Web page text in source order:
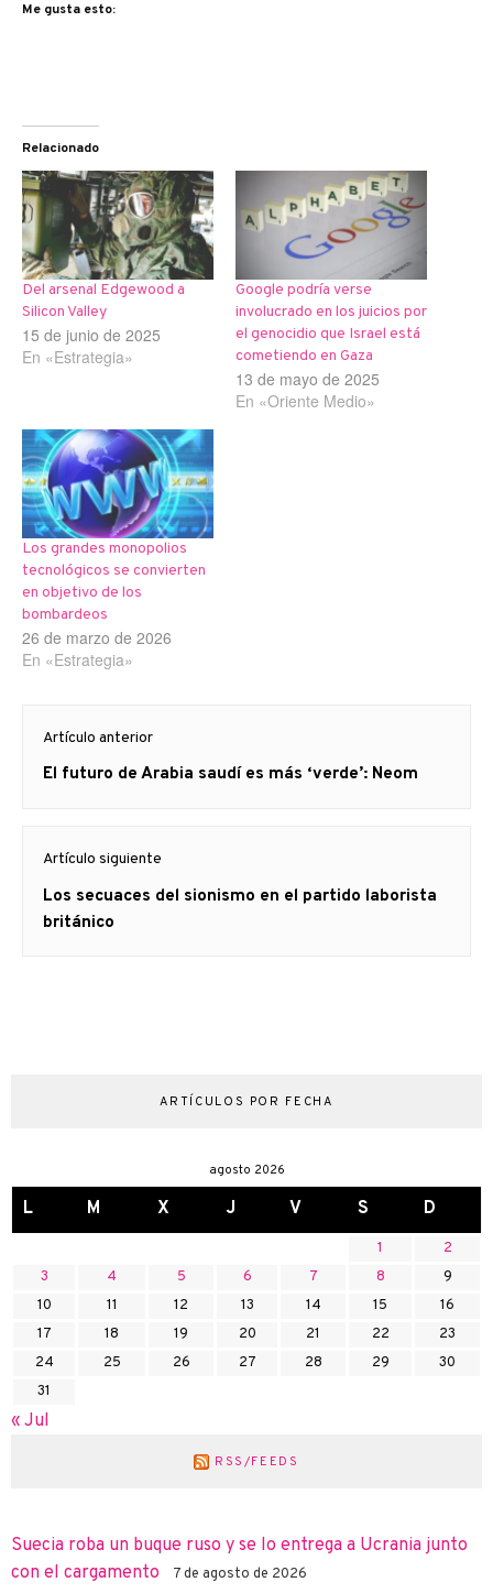
Me gusta esto:
Relacionado
Del arsenal Edgewood a
Silicon Valley
15 de junio de 2025
En «Estrategia»
Google podría verse
involucrado en los juicios por
el genocidio que Israel está
cometiendo en Gaza
13 de mayo de 2025
En «Oriente Medio»
Los grandes monopolios
tecnológicos se convierten
en objetivo de los
bombardeos
26 de marzo de 2026
En «Estrategia»
de
entradas
Artículo anterior
Artículo
El futuro de Arabia saudí es más ‘verde’: Neom
Artículo siguiente
Artículo
siguiente:
Los secuaces del sionismo en el partido laborista
británico
ARTÍCULOS POR FECHA
agosto 2026
L M X J V S D
1
2
3
4 5 6 7 8
9
10
11 12 13 14 15
16
17
18 19 20 21 22
23
24
25 26 27 28 29
30
31
« Jul
RSS/FEEDS
Suecia roba un buque ruso y se lo entrega a Ucrania junto
con el cargamento
7 de agosto de 2026